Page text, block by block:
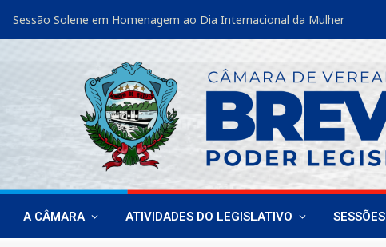
Sessão Solene em Homenagem ao Dia Internacional da Mulher
A CÂMARA ATIVIDADES DO LEGISLATIVO SESSÕES